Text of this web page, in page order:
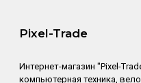
Pixel-Trade
Интернет-магазин "Pixel-
компьютерная техника,